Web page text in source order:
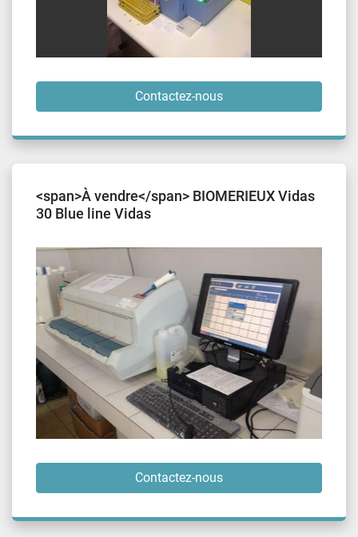
Contactez-nous
<span>À vendre</span> BIOMERIEUX Vidas
30 Blue line Vidas
Contactez-nous